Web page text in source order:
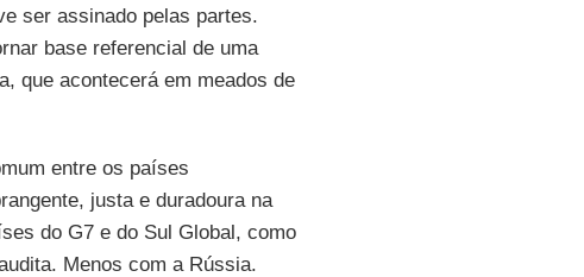
ser assinado pelas partes.
base referencial de uma
que acontecerá em meados de
entre os países
justa e duradoura na
do G7 e do Sul Global, como
Menos com a Rússia.